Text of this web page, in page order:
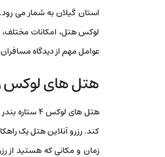
استان گیلان به شمار می
لوکس هتل، امکانات
عوامل مهم از دیدگاه
هتل های لوکس
هتل های
کند. رزرو آنلاین هتل یک